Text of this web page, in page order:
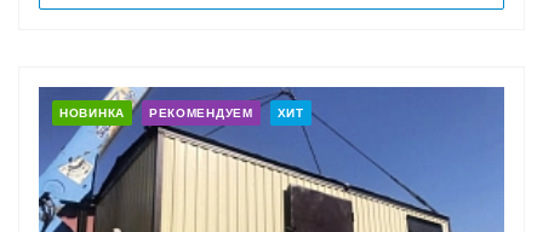
НОВИНКА РЕКОМЕНДУЕМ ХИТ